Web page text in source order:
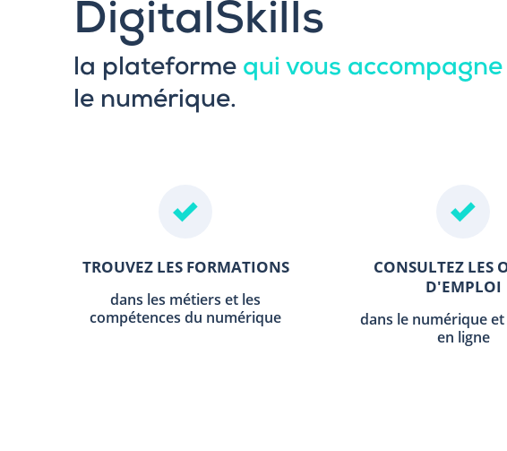
DigitalSkills
la plateforme qui vous accompagne
le numérique.
TROUVEZ LES FORMATIONS
dans les métiers et les
compétences du numérique
CONSULTEZ LES
D'EMPLOI
dans le numérique
en ligne